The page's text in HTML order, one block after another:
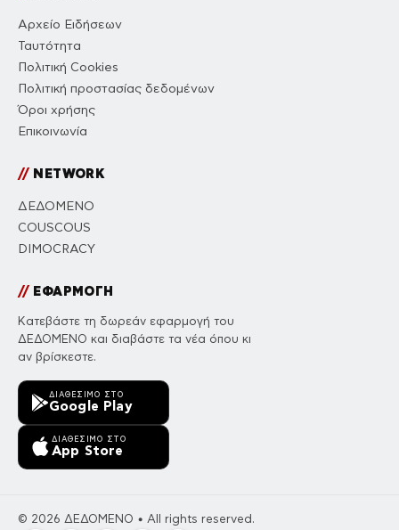
Αρχείο Ειδήσεων
Ταυτότητα
Πολιτική Cookies
Πολιτική προστασίας δεδομένων
Όροι χρήσης
Επικοινωνία
//NETWORK
ΔΕΔΟΜΕΝΟ
COUSCOUS
DIMOCRACY
//ΕΦΑΡΜΟΓΗ
Κατεβάστε τη δωρεάν εφαρμογή του
ΔΕΔΟΜΕΝΟ και διαβάστε τα νέα όπου κι
αν βρίσκεστε.
ΔΙΑΘΈΣΙΜΟ ΣΤΟ
Google Play
ΔΙΑΘΈΣΙΜΟ ΣΤΟ
App Store
© 2026 ΔΕΔΟΜΕΝΟ • All rights reserved.